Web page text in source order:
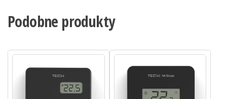
Podobne produkty